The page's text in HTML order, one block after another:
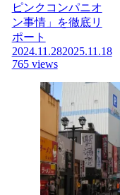
ピンクコンパニオ
ン事情」を徹底リ
ポート
2024.11.282025.11.18
765 views